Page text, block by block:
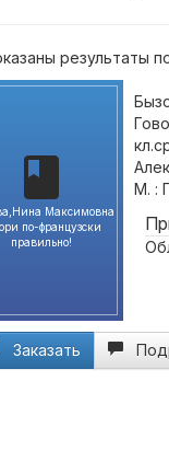
результаты
Максимовна
по-французски
правильно!
М. :
Заказать